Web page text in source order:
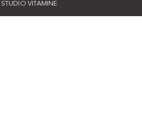
STUDIO VITAMINE